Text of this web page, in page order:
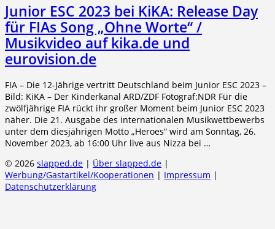
Junior ESC 2023 bei KiKA: Release Day
für FIAs Song „Ohne Worte“ /
Musikvideo auf kika.de und
eurovision.de
FIA – Die 12-Jährige vertritt Deutschland beim Junior ESC 2023 –
Bild: KiKA – Der Kinderkanal ARD/ZDF Fotograf:NDR Für die
zwölfjährige FIA rückt ihr großer Moment beim Junior ESC 2023
näher. Die 21. Ausgabe des internationalen Musikwettbewerbs
unter dem diesjährigen Motto „Heroes“ wird am Sonntag, 26.
November 2023, ab 16:00 Uhr live aus Nizza bei …
© 2026 slapped.de | Über slapped.de |
Werbung/Gastartikel/Kooperationen | Impressum |
Datenschutzerklärung